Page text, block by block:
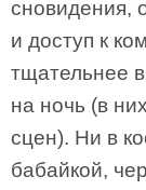
сновидения,
и доступ к
тщательнее
на ночь (в
сцен). Ни в
бабайкой,